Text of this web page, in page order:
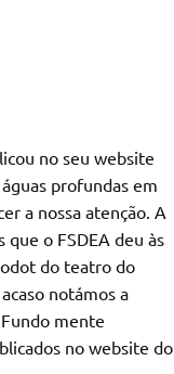
no seu website
profundas em
a nossa atenção. A
o FSDEA deu às
do teatro do
notámos a
mente
no website do